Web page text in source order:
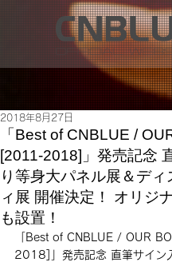
「Best of CNBLUE /
[2011-2018]」発売記念
り等身大パネル展＆ディ
ィ展 開催決定！ オリジ
も設置！
2018年8月27日
「Best of CNBLUE / OUR
2018]」発売記念 直筆サイン